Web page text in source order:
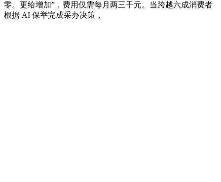
零。更给增加”，费用仅需每月两三千元。当跨越六成消费者
根据 AI 保举完成采办决策，